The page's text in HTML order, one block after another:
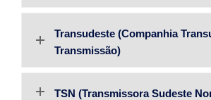
Transudeste (Companhia
Transmissão)
TSN (Transmissora Sudeste